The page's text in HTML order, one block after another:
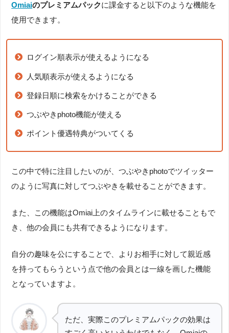
Omiaiのプレミアムパックに課金すると以下のような機能を
使用できます。
ログイン順表示が使えるようになる
人気順表示が使えるようになる
登録日順に検索をかけることができる
つぶやきphoto機能が使える
ポイント優遇特典がついてくる
この中で特に注目したいのが、つぶやきphotoでツイッター
のように写真に対してつぶやきを載せることができます。
また、この機能はOmiai上のタイムラインに載せることもで
き、他の会員にも共有できるようになります。
自分の趣味を公にすることで、よりお相手に対して親近感
を持ってもらうという点で他の会員とは一線を画した機能
となっていますよ。
ただ、実際このプレミアムパックの効果は